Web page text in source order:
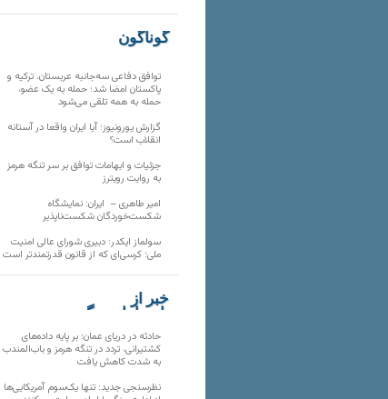
گوناگون
توافق دفاعی سه‌جانبه عربستان، ترکیه و
پاکستان امضا شد؛ حمله به یک عضو،
حمله به همه تلقی می‌شود
گزارش یورونیوز؛ آیا ایران واقعا در آستانه
انقلاب است؟
جزئیات و ابهامات توافق بر سر تنگه هرمز
به روایت رویترز
امیر طاهری – ایران: نمایشگاه
شکست‌خوردگان شکست‌ناپذیر
سولماز ایکدر: دبیری شورای عالی امنیت
ملی؛ کرسی‌ای که از قانون قدرتمندتر است
خبر از
تارنماهای دیگر
حادثه در دریای عمان؛ بر پایه داده‌های
کشتیرانی، تردد در تنگه هرمز و باب‌المندب
به شدت کاهش یافت
نظرسنجی جدید: تنها یک‌سوم آمریکایی‌ها